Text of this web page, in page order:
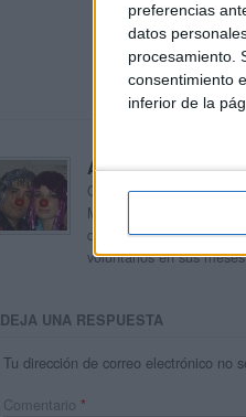
preferencias
datos
procesamiento.
consentimiento
inferior de la
Acerca de
Orientación Andújar no
Maribel, que además de
dentro del blog y en el
voluntarios en sus
DEJA UNA RESPUESTA
Tu dirección de correo electrónico no
Comentario *